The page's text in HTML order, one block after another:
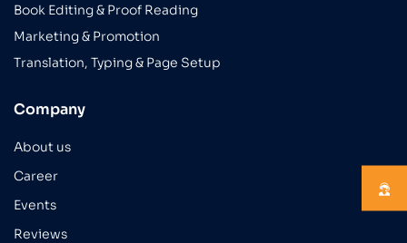
Book Editing & Proof Reading
Marketing & Promotion
Translation, Typing & Page Setup
Company
About us
Career
Events
Reviews